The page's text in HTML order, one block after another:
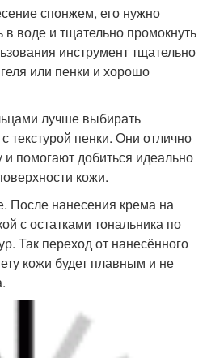
спонжем, его нужно
в воде и тщательно промокнуть
инструмент тщательно
или пенки и хорошо
лучше выбирать
текстурой пенки. Они отлично
помогают добиться идеально
кожи.
После нанесения крема на
с остатками тональника по
Так переход от нанесённого
кожи будет плавным и не